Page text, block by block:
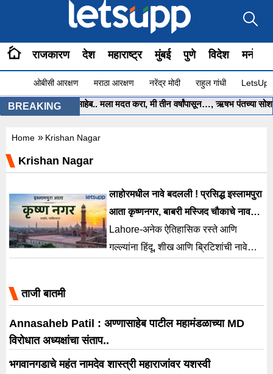
राजकारण देश महाराष्ट्र मुंबई पुणे विदेश
ओबीसी आरक्षण मराठा आरक्षण नरेंद्र मोदी राहुल गांधी
BREAKING
• मुख्यमंत्री साहेब.. मला मदत करा, मी तीन वर्षांपासून…, ऋषभ पंतच्या सोशल
Home » Krishan Nagar
Krishan Nagar
लाहोरमधील नावे बदलली ! प्रसिद्ध इस्लामपुरा
आता कृष्णनगर, बाबरी मस्जिद चौकाचे नाव
जैन मंदिर चौक
Lahore-अनेक ऐतिहासिक रस्ते आणि
गल्ल्यांना हिंदू, शीख आणि ब्रिटिशांची नावे
ताजी बातमी
Annasaheb Patil : अण्णासाहेब पाटील महामंडळाच्या MD
विरोधात अध्यक्षांचा संताप..
भगवानगडाचे महंत नामदेव शास्त्री महाराजांवर यशस्वी